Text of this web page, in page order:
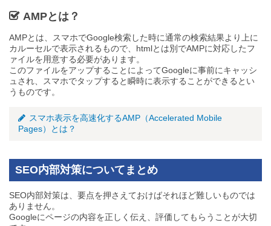
AMPとは？
AMPとは、スマホでGoogle検索した時に通常の検索結果より上に
カルーセルで表示されるもので、htmlとは別でAMPに対応したフ
ァイルを用意する必要があります。
このファイルをアップすることによってGoogleに事前にキャッシ
ュされ、スマホでタップすると瞬時に表示することができるとい
うものです。
スマホ表示を高速化するAMP（Accelerated Mobile
Pages）とは？
SEO内部対策についてまとめ
SEO内部対策は、要点を押さえておけばそれほど難しいものでは
ありません。
Googleにページの内容を正しく伝え、評価してもらうことが大切